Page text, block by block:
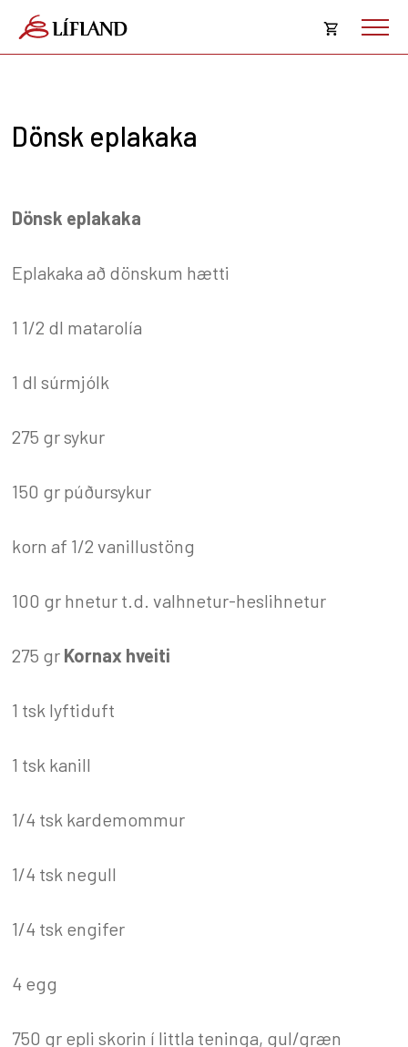
Opna
Dönsk eplakaka
Dönsk eplakaka
Eplakaka að dönskum hætti
1 1/2 dl matarolía
1 dl súrmjólk
275 gr sykur
150 gr púðursykur
korn af 1/2 vanillustöng
100 gr hnetur t.d. valhnetur-heslihnetur
275 gr Kornax hveiti
1 tsk lyftiduft
1 tsk kanill
1/4 tsk kardemommur
1/4 tsk negull
1/4 tsk engifer
4 egg
750 gr epli skorin í littla teninga, gul/græn